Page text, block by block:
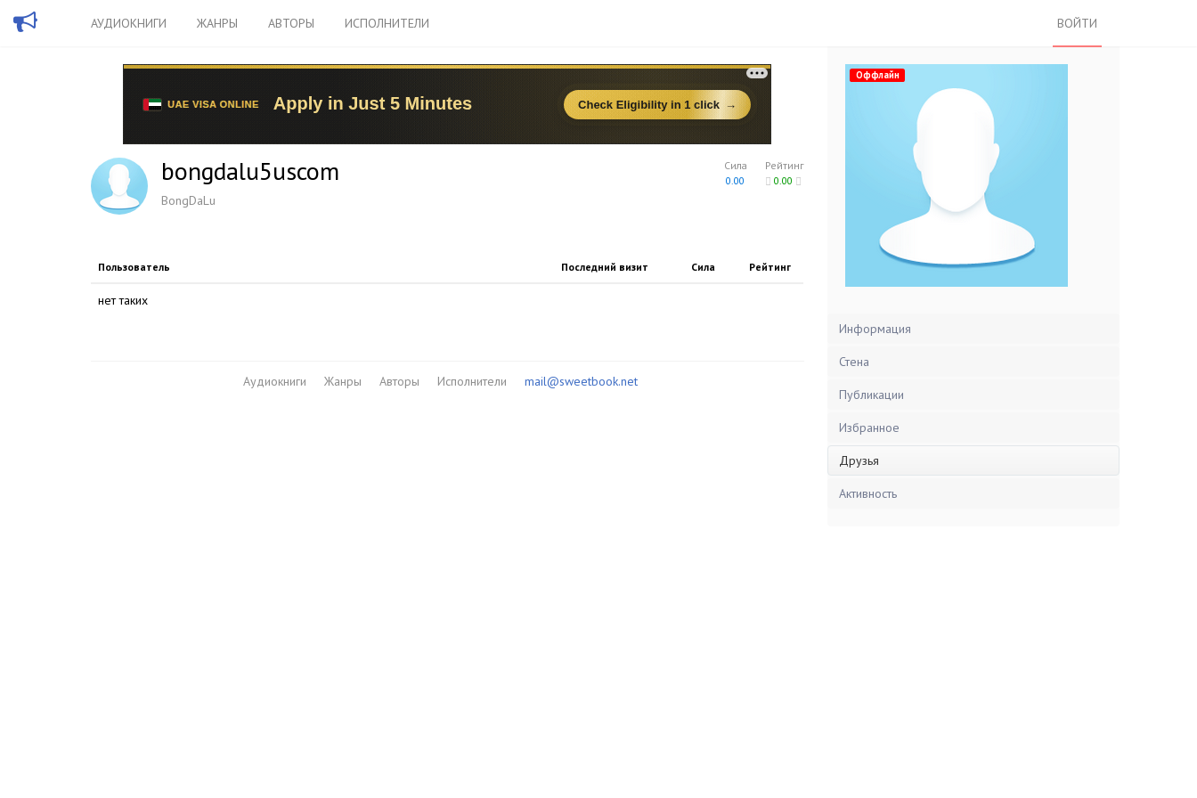
АУДИОКНИГИ ЖАНРЫ АВТОРЫ ИСПОЛНИТЕЛИ ВОЙТИ
Рейтинг
0.00
Сила
0.00
bongdalu5uscom
BongDaLu
Пользователь Последний визит Сила Рейтинг
нет таких
Аудиокниги Жанры Авторы Исполнители mail@sweetbook.net
Оффлайн
Информация
Стена
Публикации
Избранное
Друзья
Активность